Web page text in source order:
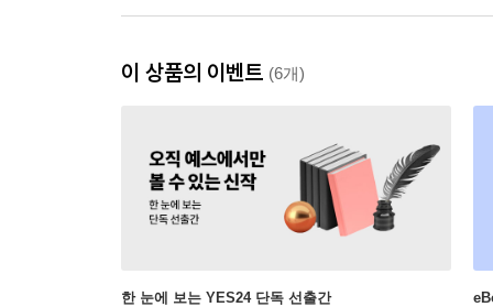
이 상품의 이벤트 (6개)
한 눈에 보는 YES24 단독 선출간